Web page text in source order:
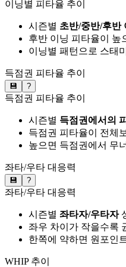
이닝별 피타율 추이
시즌별 초반/중반/후반
후반 이닝 피타율이 높
이닝별 패턴으로 스태
득점권 피타율 추이
💾 ?
득점권 피타율 추이
시즌별 득점권에서의
득점권 피타율이 전체
높으면 득점권에서 무
좌타/우타 대응력
💾 ?
좌타/우타 대응력
시즌별 좌타자/우타자
좌우 차이가 작을수록
한쪽에 약하면 원포인
WHIP 추이